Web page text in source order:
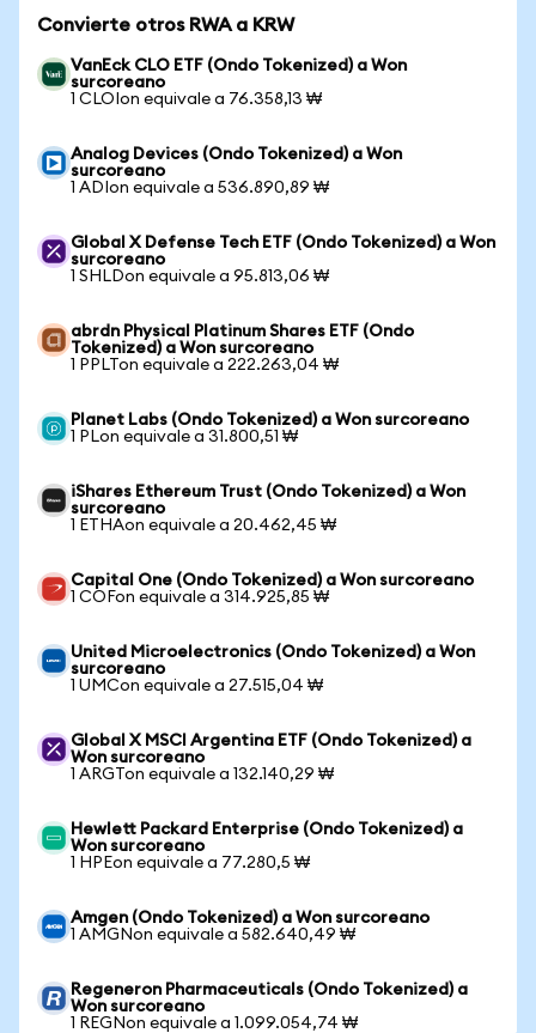
Convierte otros RWA a KRW
VanEck CLO ETF (Ondo Tokenized) a Won
surcoreano
1 CLOIon equivale a 76.358,13 ₩
Analog Devices (Ondo Tokenized) a Won
surcoreano
1 ADIon equivale a 536.890,89 ₩
Global X Defense Tech ETF (Ondo Tokenized) a Won
surcoreano
1 SHLDon equivale a 95.813,06 ₩
abrdn Physical Platinum Shares ETF (Ondo
Tokenized) a Won surcoreano
1 PPLTon equivale a 222.263,04 ₩
Planet Labs (Ondo Tokenized) a Won surcoreano
1 PLon equivale a 31.800,51 ₩
iShares Ethereum Trust (Ondo Tokenized) a Won
surcoreano
1 ETHAon equivale a 20.462,45 ₩
Capital One (Ondo Tokenized) a Won surcoreano
1 COFon equivale a 314.925,85 ₩
United Microelectronics (Ondo Tokenized) a Won
surcoreano
1 UMCon equivale a 27.515,04 ₩
Global X MSCI Argentina ETF (Ondo Tokenized) a
Won surcoreano
1 ARGTon equivale a 132.140,29 ₩
Hewlett Packard Enterprise (Ondo Tokenized) a
Won surcoreano
1 HPEon equivale a 77.280,5 ₩
Amgen (Ondo Tokenized) a Won surcoreano
1 AMGNon equivale a 582.640,49 ₩
Regeneron Pharmaceuticals (Ondo Tokenized) a
Won surcoreano
1 REGNon equivale a 1.099.054,74 ₩